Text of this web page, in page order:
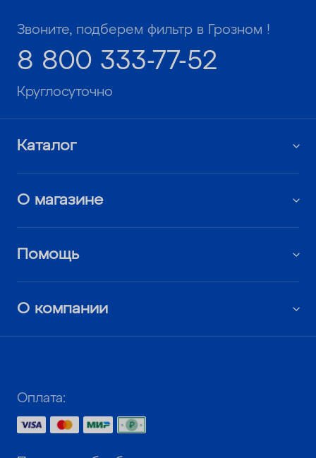
Звоните, подберем фильтр в Грозном !
8 800 333-77-52
Круглосуточно
Каталог
О магазине
Помощь
О компании
Оплата: